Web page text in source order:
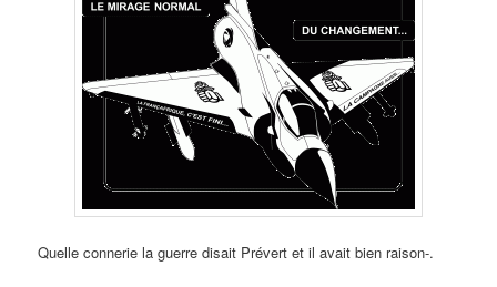
Quelle connerie la guerre disait Prévert et il avait bien raison-.